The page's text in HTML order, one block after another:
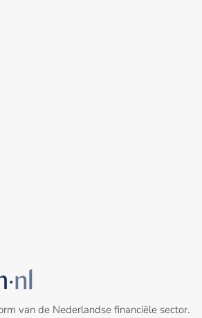
van de Nederlandse financiële sector.